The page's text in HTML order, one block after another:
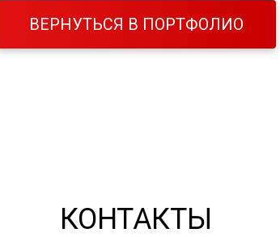
ВЕРНУТЬСЯ В ПОРТФОЛИО
КОНТАКТЫ